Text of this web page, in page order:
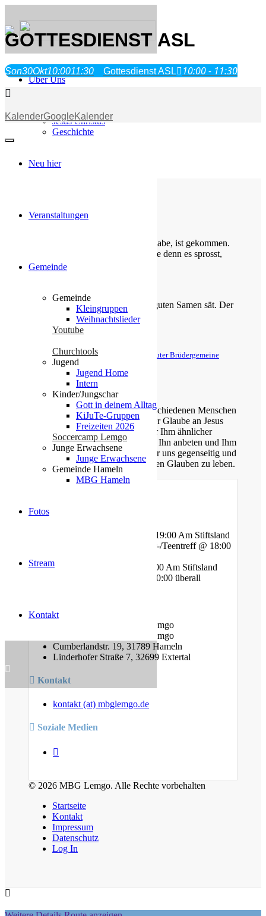
Über Uns
Was wir glauben
Jesus Christus
Geschichte
Neu hier
Veranstaltungen
Gemeinde
Gemeinde
Kleingruppen
Weihnachtslieder
Youtube
Churchtools
Jugend
Jugend Home
Intern
Kinder/Jungschar
Gott in deinem Alltag
KiJuTe-Gruppen
Freizeiten 2026
Soccercamp Lemgo
Junge Erwachsene
Junge Erwachsene
Gemeinde Hameln
MBG Hameln
Fotos
Stream
Kontakt
GOTTESDIENST ASL
Son30Okt10:0011:30 Gottesdienst ASL 10:00 - 11:30
KalenderGoogleKalender
Die Losung von heute
Siehe, was ich früher verkündigt habe, ist gekommen.
So verkündige ich auch Neues; ehe denn es sprosst,
lasse ich’s euch hören.
Der Menschensohn ist’s, der den guten Samen sät. Der
Acker ist die Welt.
Matthäus 13,37-38
© Evangelische Brüder-Unität – Herrnhuter Brüdergemeine
Weitere Informationen finden Sie hier
Unsere Gemeinde besteht aus verschiedenen Menschen
jeden Alters, die eins verbindet: der Glaube an Jesus
Christus. Gemeinsam möchten wir Ihm ähnlicher
werden, Sein Wort kennen lernen, Ihn anbeten und Ihm
nachfolgen. Dabei unterstützen wir uns gegenseitig und
ermutigen uns auch im Alltag diesen Glauben zu leben.
Gottesdienste
Mittwoch - Bibelstunde @ 19:00 Am Stiftsland
Freitag - Gebet und Kinder-/Teentreff @ 18:00
Freitag - Jugendtreff @ 20:00 Am Stiftsland
Sonntag - Gottesdienst @ 10:00 überall
Am Bauhof 14A, 32657 Lemgo
Am Stiftsland 19, 32657 Lemgo
Cumberlandstr. 19, 31789 Hameln
Linderhofer Straße 7, 32699 Extertal
Kontakt
kontakt (at) mbglemgo.de
Soziale Medien
© 2026 MBG Lemgo. Alle Rechte vorbehalten
Startseite
Kontakt
Impressum
Datenschutz
Log In